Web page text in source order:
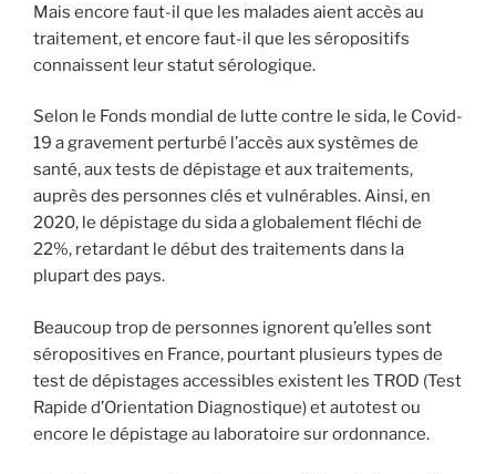
Mais encore faut-il que les malades aient accès au
traitement, et encore faut-il que les séropositifs
connaissent leur statut sérologique.
Selon le Fonds mondial de lutte contre le sida, le Covid-
19 a gravement perturbé l’accès aux systèmes de
santé, aux tests de dépistage et aux traitements,
auprès des personnes clés et vulnérables. Ainsi, en
2020, le dépistage du sida a globalement fléchi de
22%, retardant le début des traitements dans la
plupart des pays.
Beaucoup trop de personnes ignorent qu’elles sont
séropositives en France, pourtant plusieurs types de
test de dépistages accessibles existent les TROD (Test
Rapide d’Orientation Diagnostique) et autotest ou
encore le dépistage au laboratoire sur ordonnance.